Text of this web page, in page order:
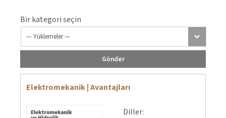
Bir kategori seçin
Gönder
Elektromekanik | Avantajları
Diller: